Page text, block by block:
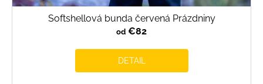
Softshellová bunda červená Prázdniny
od €82
DETAIL